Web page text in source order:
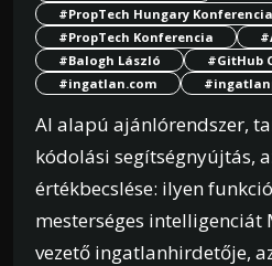
#PropTech Hungary Konferencia
#PropTech Konferencia
#Balogh László
#GitHub
#ingatlan.com
AI alapú ajánlórendszer,
kódolási segítségnyújtás,
értékbecslése: ilyen
mesterséges intelligenciát
vezető ingatlanhirdetője,